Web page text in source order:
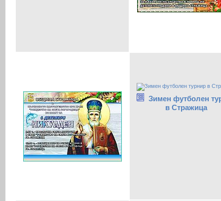
Зимен футболен
в Стражица